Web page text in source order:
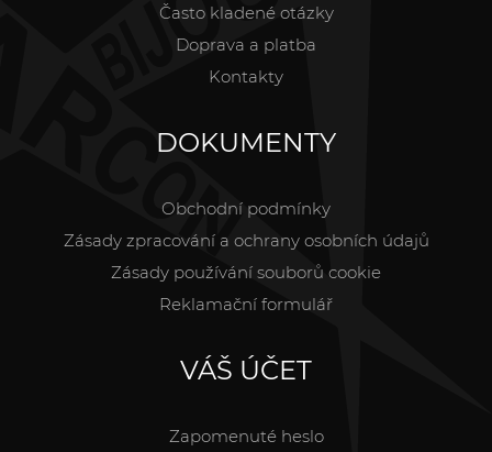
Často kladené otázky
Doprava a platba
Kontakty
DOKUMENTY
Obchodní podmínky
Zásady zpracování a ochrany osobních údajů
Zásady používání souborů cookie
Reklamační formulář
VÁŠ ÚČET
Zapomenuté heslo